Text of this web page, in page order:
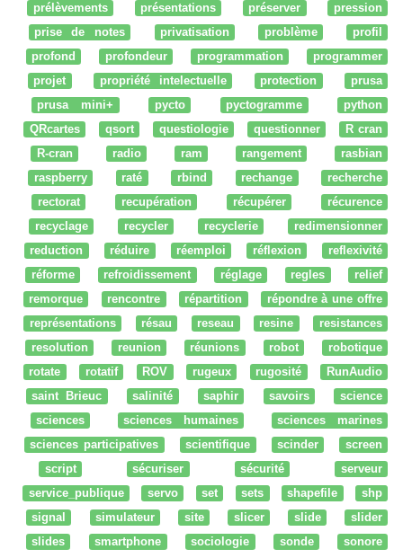
prélèvements
présentations préserver
pression
prise de notes
privatisation problème
profil
profond
profondeur programmation
programmer
projet
propriété intelectuelle protection
prusa
prusa mini+
pycto pyctogramme
python
QRcartes
qsort questiologie questionner
R cran
R-cran
radio ram rangement
rasbian
raspberry
raté rbind rechange
recherche
rectorat
recupération récupérer
récurence
recyclage
recycler recyclerie
redimensionner
reduction
réduire réemploi réflexion
reflexivité
réforme
refroidissement réglage regles
relief
remorque
rencontre répartition
répondre à une offre
représentations
résau reseau resine
resistances
resolution
reunion réunions robot
robotique
rotate
rotatif ROV rugeux rugosité
RunAudio
saint Brieuc
salinité saphir savoirs
science
sciences
sciences humaines
sciences marines
sciences participatives
scientifique scinder
screen
script
sécuriser sécurité
serveur
service_publique
servo set sets shapefile
shp
signal
simulateur site slicer slide
slider
slides
smartphone sociologie sonde
sonore